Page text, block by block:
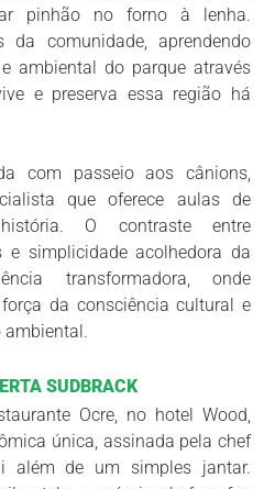
pinhão no forno à lenha.
da comunidade, aprendendo
ambiental do parque através
e preserva essa região há
com passeio aos cânions,
que oferece aulas de
O contraste entre
e simplicidade acolhedora da
transformadora, onde
da consciência cultural e
ambiental.
SUDBRACK
Ocre, no hotel Wood,
única, assinada pela chef
além de um simples jantar.